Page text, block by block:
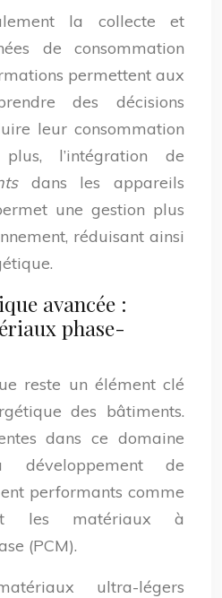
la collecte et
de consommation
permettent aux
des décisions
leur consommation
l’intégration de
dans les appareils
une gestion plus
réduisant ainsi
avancée :
phase-
reste un élément clé
des bâtiments.
dans ce domaine
de
performants comme
les matériaux à
(PCM).
ultra-légers